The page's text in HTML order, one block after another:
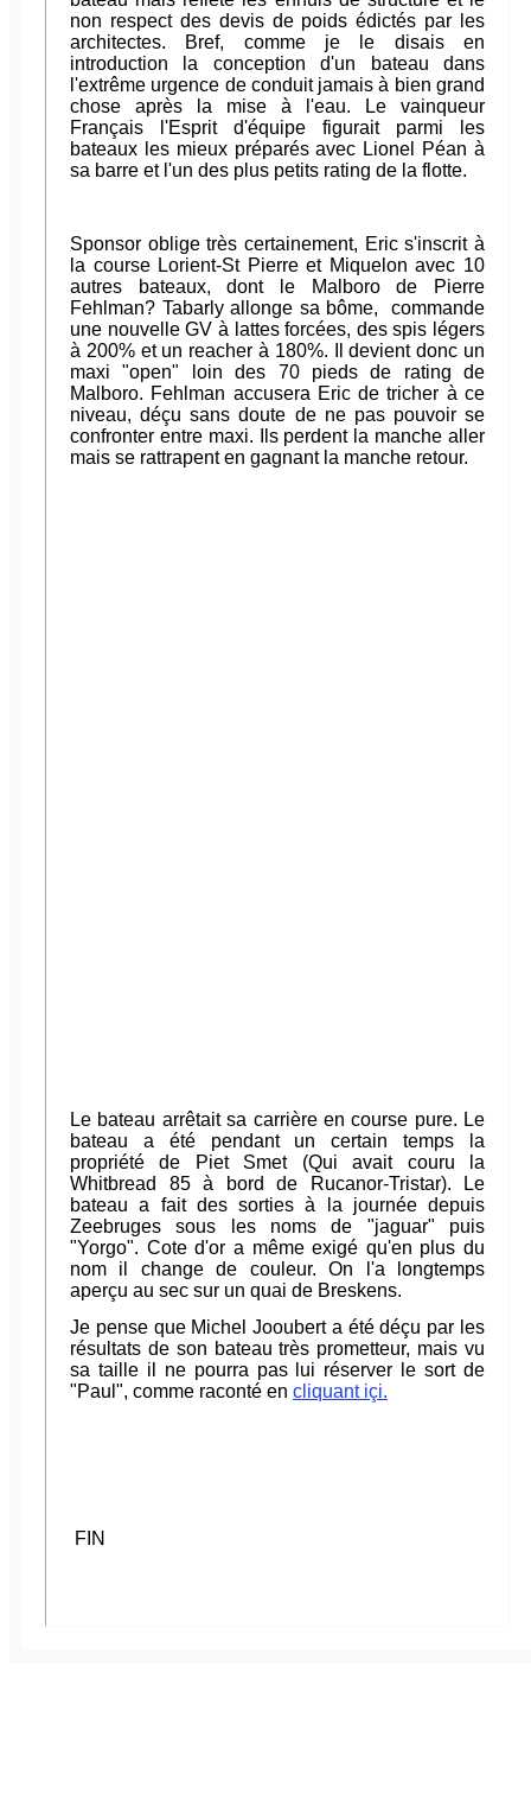
non respect des devis de poids édictés par les
architectes. Bref, comme je le disais en
introduction la conception d'un bateau dans
l'extrême urgence de conduit jamais à bien grand
chose après la mise à l'eau. Le vainqueur
Français l'Esprit d'équipe figurait parmi les
bateaux les mieux préparés avec Lionel Péan à
sa barre et l'un des plus petits rating de la flotte.
Sponsor oblige très certainement, Eric s'inscrit à
la course Lorient-St Pierre et Miquelon avec 10
autres bateaux, dont le Malboro de Pierre
Fehlman? Tabarly allonge sa bôme, commande
une nouvelle GV à lattes forcées, des spis légers
à 200% et un reacher à 180%. Il devient donc un
maxi "open" loin des 70 pieds de rating de
Malboro. Fehlman accusera Eric de tricher à ce
niveau, déçu sans doute de ne pas pouvoir se
confronter entre maxi. Ils perdent la manche aller
mais se rattrapent en gagnant la manche retour.
Le bateau arrêtait sa carrière en course pure. Le
bateau a été pendant un certain temps la
propriété de Piet Smet (Qui avait couru la
Whitbread 85 à bord de Rucanor-Tristar). Le
bateau a fait des sorties à la journée depuis
Zeebruges sous les noms de "jaguar" puis
"Yorgo". Cote d'or a même exigé qu'en plus du
nom il change de couleur. On l'a longtemps
aperçu au sec sur un quai de Breskens.
Je pense que Michel Jooubert a été déçu par les
résultats de son bateau très prometteur, mais vu
sa taille il ne pourra pas lui réserver le sort de
"Paul", comme raconté en cliquant içi.
FIN